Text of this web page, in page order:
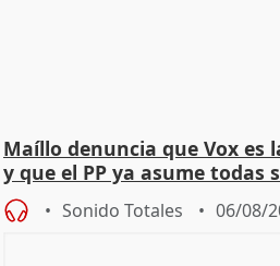
Maíllo denuncia que Vox es
y que el PP ya asume todas
Sonido Totales 06/08/